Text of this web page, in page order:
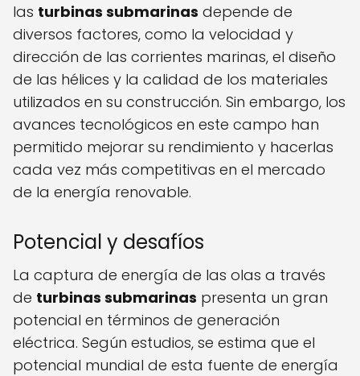
las turbinas submarinas depende de
diversos factores, como la velocidad y
dirección de las corrientes marinas, el diseño
de las hélices y la calidad de los materiales
utilizados en su construcción. Sin embargo, los
avances tecnológicos en este campo han
permitido mejorar su rendimiento y hacerlas
cada vez más competitivas en el mercado
de la energía renovable.
Potencial y desafíos
La captura de energía de las olas a través
de turbinas submarinas presenta un gran
potencial en términos de generación
eléctrica. Según estudios, se estima que el
potencial mundial de esta fuente de energía